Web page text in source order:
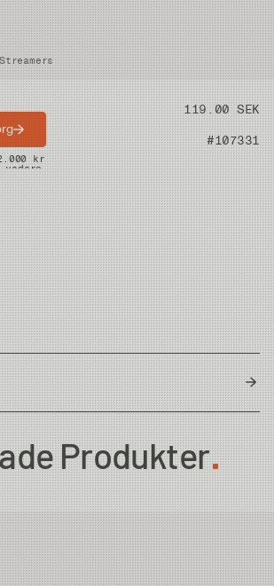
Streamers
119.00 SEK
#107331
kr
Sri Lanka
Produkter